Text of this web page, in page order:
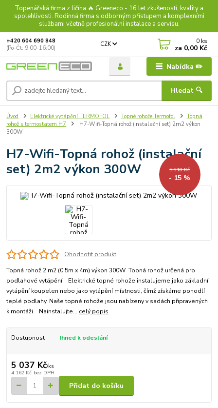
Topenářská firma z Jičína 🔥 Greeneco - 16 let zkušeností, kvality a
spolehlivosti. Rodinná firma s odborným přístupem a komplexními
službami včetně profesionální instalace a servisu.
Nabídka ✏️
CZK
Hledat 🔍
+420 604 690 848
(Po-Čt: 9:00-16:00)
0 ks
za 0,00 Kč
Úvod Elektrické vytápění TERMOFOL Topné rohože Termofol
Topná
rohož s termostatem H7
H7-Wifi-Topná rohož (instalační set) 2m2 výkon
300W
H7-Wifi-Topná rohož (instalační
set) 2m2 výkon 300W
5 910 Kč
- 15 %
Ohodnotit produkt
Topná rohož 2 m2 (0,5m x 4m) výkon 300W Topná rohož určená pro
podlahové vytápění. Elektrické topné rohože instalujeme jako základní
vytápění koupelen nebo jako vytápění místnosti, čímž získáme pohodlí
teplé podlahy. Naše topné rohože jsou nabízeny v sadách připravených
k montáži. Nainstalujte... celý popis
Dostupnost Ihned k odeslání
5 037 Kč/ks
4 162 Kč bez DPH
Přidat do košíku